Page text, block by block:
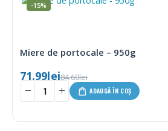
-15%
Miere de portocale – 950g
84.60lei
71.99lei
ADAUGĂ ÎN COȘ